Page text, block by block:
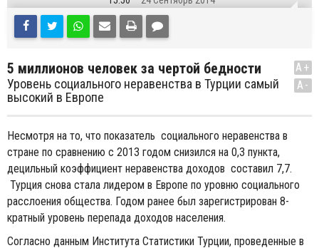
5 миллионов человек за чертой бедности
Уровень социального неравенства в Турции самый
высокий в Европе
A+
A-
Несмотря на то, что показатель социального неравенства в
стране по сравнению с 2013 годом снизился на 0,3 пункта,
децильный коэффициент неравенства доходов составил 7,7.
Турция снова стала лидером в Европе по уровню социального
расслоения общества. Годом ранее был зарегистрирован 8-
кратный уровень перепада доходов населения.
Согласно данным Института Статистики Турции, проведенные в